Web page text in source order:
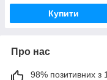
Купити
Про нас
98% позитивних з